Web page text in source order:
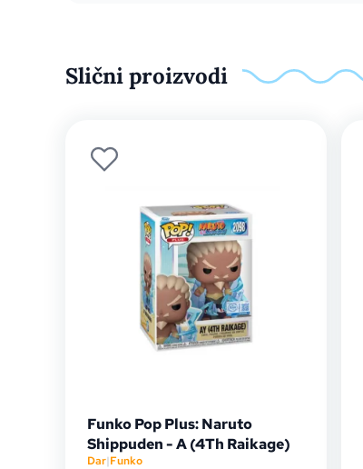
Slični proizvodi
Funko Pop Plus: Naruto
Shippuden - A (4Th Raikage)
Dar|Funko